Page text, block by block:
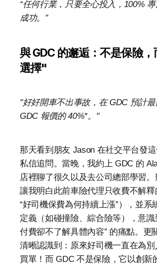
“任何行業，只要全心投入，100%
成功。”
與 GDC 的邂逅：不是保險
選擇"
"好好開車不出事故，在 GDC 預計
GDC 報價的 40%*。"
那天看到朋友 Jason 在社交平台發
私信追問。當晚，我約上 GDC 的
店裡聊了很久以及去公司總部學習
讓我明白此前車險代理只收費不解釋
“好司機保費為何持續上漲”），並系
定義（如碰撞險、綜合險等），意識
付費卻不了解具體內容” 的痛點。更
清晰認識到：原來好司機一直在為
買單！而 GDC 不是保險，它以創新